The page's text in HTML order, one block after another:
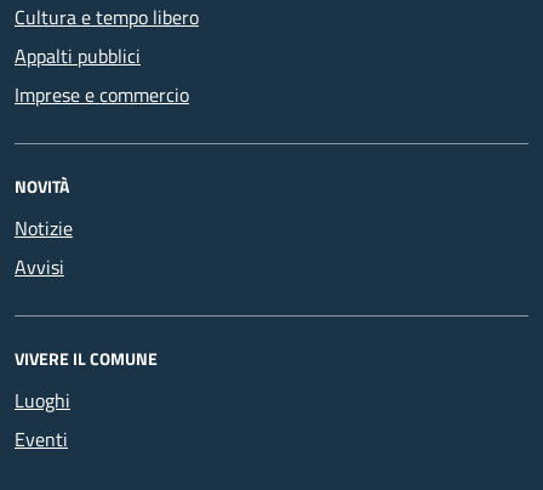
Cultura e tempo libero
Appalti pubblici
Imprese e commercio
NOVITÀ
Notizie
Avvisi
VIVERE IL COMUNE
Luoghi
Eventi